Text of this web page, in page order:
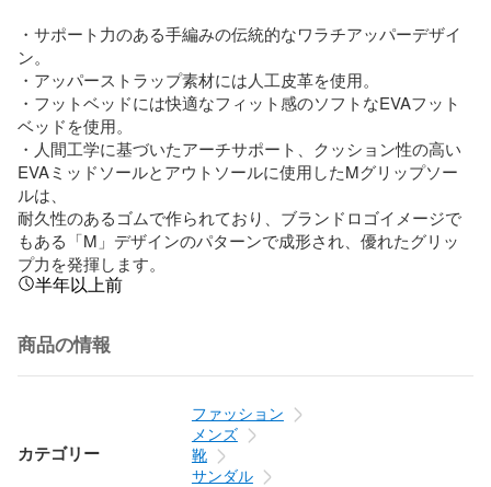
・サポート力のある手編みの伝統的なワラチアッパーデザイ
ン。
・アッパーストラップ素材には人工皮革を使用。
・フットベッドには快適なフィット感のソフトなEVAフット
ベッドを使用。
・人間工学に基づいたアーチサポート、クッション性の高い
EVAミッドソールとアウトソールに使用したMグリップソー
ルは、
耐久性のあるゴムで作られており、ブランドロゴイメージで
もある「M」デザインのパターンで成形され、優れたグリッ
プ力を発揮します。
半年以上前
商品の情報
カテゴリー
ファッション
メンズ
靴
サンダル